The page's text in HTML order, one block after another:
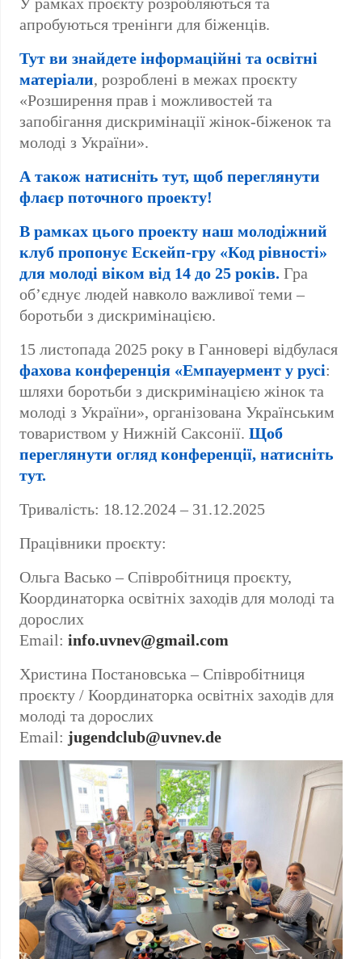
апробуються тренінги для біженців.
Тут ви знайдете інформаційні та освітні
матеріали, розроблені в межах проєкту
«Розширення прав і можливостей та
запобігання дискримінації жінок-біженок та
молоді з України».
А також натисніть тут, щоб переглянути
флаєр поточного проекту!
В рамках цього проекту наш молодіжний
клуб пропонує Ескейп-гру «Код рівності»
для молоді віком від 14 до 25 років. Гра
об’єднує людей навколо важливої теми –
боротьби з дискримінацією.
15 листопада 2025 року в Ганновері відбулася
фахова конференція «Емпауермент у русі:
шляхи боротьби з дискримінацією жінок та
молоді з України», організована Українським
товариством у Нижній Саксонії. Щоб
переглянути огляд конференції, натисніть
тут.
Тривалість: 18.12.2024 – 31.12.2025
Працівники проєкту:
Ольга Васько – Співробітниця проєкту,
Координаторка освітніх заходів для молоді та
дорослих
Email: info.uvnev@gmail.com
Христина Постановська – Співробітниця
проєкту / Координаторка освітніх заходів для
молоді та дорослих
Email: jugendclub@uvnev.de